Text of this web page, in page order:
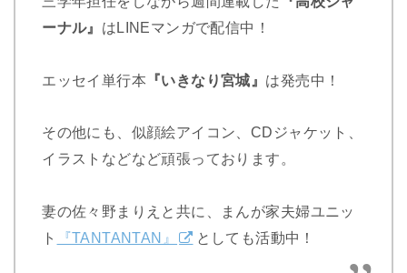
ーナル』 はLINEマンガで配信中！
エッセイ単行本 『いきなり宮城』 は発売中！
その他にも、似顔絵アイコン、CDジャケット、
イラストなどなど頑張っております。
妻の佐々野まりえと共に、まんが家夫婦ユニッ
ト
『TANTANTAN』 としても活動中！